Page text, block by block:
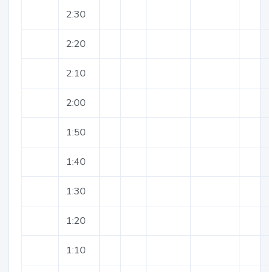
2:30
2:20
2:10
2:00
1:50
1:40
1:30
1:20
1:10